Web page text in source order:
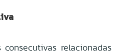
relacionadas